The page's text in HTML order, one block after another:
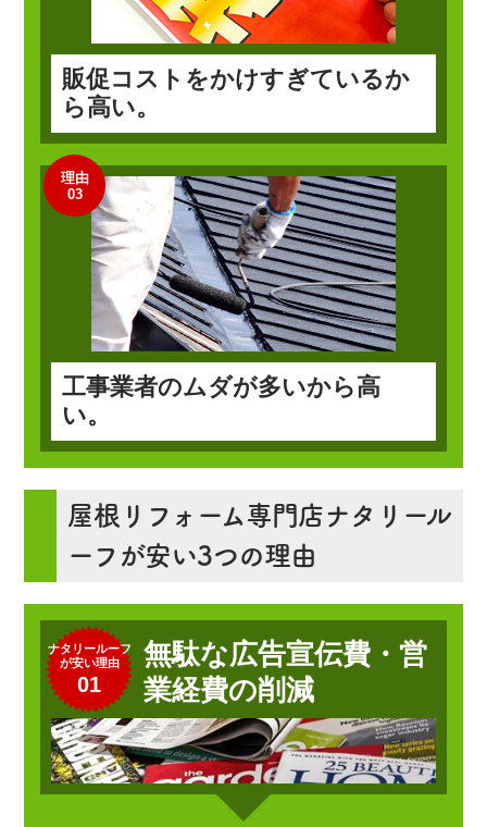
販促コストをかけすぎているか
ら高い。
理由
03
工事業者のムダが多いから高
い。
屋根リフォーム専門店ナタリール
ーフが安い3つの理由
ナタリールーフ
が安い理由
01
無駄な広告宣伝費・営
業経費の削減